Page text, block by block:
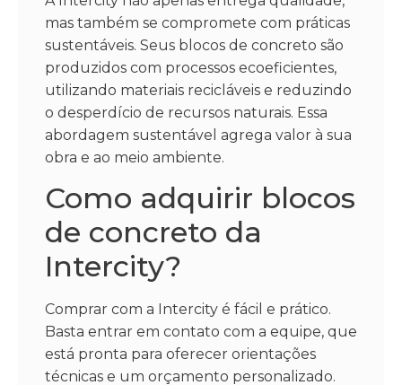
mas também se compromete com práticas
sustentáveis. Seus blocos de concreto são
produzidos com processos ecoeficientes,
utilizando materiais recicláveis e reduzindo
o desperdício de recursos naturais. Essa
abordagem sustentável agrega valor à sua
obra e ao meio ambiente.
Como adquirir blocos
de concreto da
Intercity?
Comprar com a Intercity é fácil e prático.
Basta entrar em contato com a equipe, que
está pronta para oferecer orientações
técnicas e um orçamento personalizado.